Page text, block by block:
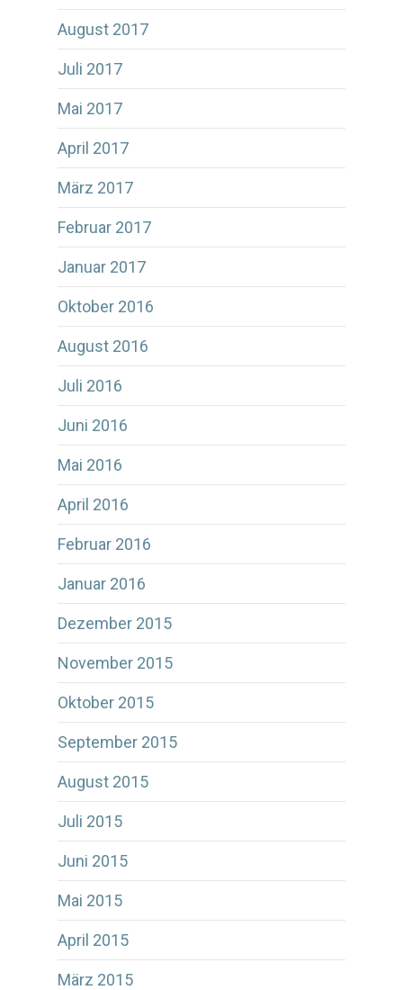
August 2017
Juli 2017
Mai 2017
April 2017
März 2017
Februar 2017
Januar 2017
Oktober 2016
August 2016
Juli 2016
Juni 2016
Mai 2016
April 2016
Februar 2016
Januar 2016
Dezember 2015
November 2015
Oktober 2015
September 2015
August 2015
Juli 2015
Juni 2015
Mai 2015
April 2015
März 2015